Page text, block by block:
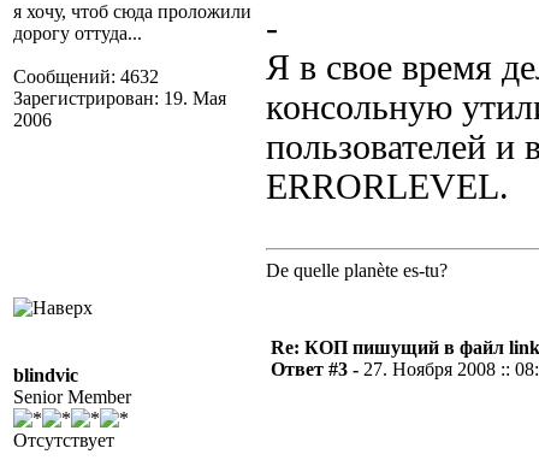
я хочу, чтоб сюда проложили
дорогу оттуда...
Сообщений: 4632
Зарегистрирован: 19. Мая
2006
-
Я в свое время
консольную
пользователей и
ERRORLEVEL.
De quelle planète es-tu?
blindvic
Senior Member
Отсутствует
Re: КОП пишущий в файл
Ответ #3 - 27. Ноября 2008 ::